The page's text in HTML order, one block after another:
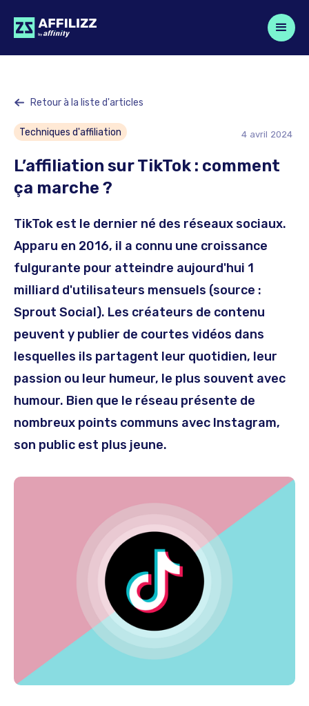
Retour à la liste d'articles
Techniques d'affiliation 4 avril 2024
L’affiliation sur TikTok : comment
ça marche ?
TikTok est le dernier né des réseaux sociaux.
Apparu en 2016, il a connu une croissance
fulgurante pour atteindre aujourd'hui 1
milliard d'utilisateurs mensuels (source :
Sprout Social). Les créateurs de contenu
peuvent y publier de courtes vidéos dans
lesquelles ils partagent leur quotidien, leur
passion ou leur humeur, le plus souvent avec
humour. Bien que le réseau présente de
nombreux points communs avec Instagram,
son public est plus jeune.